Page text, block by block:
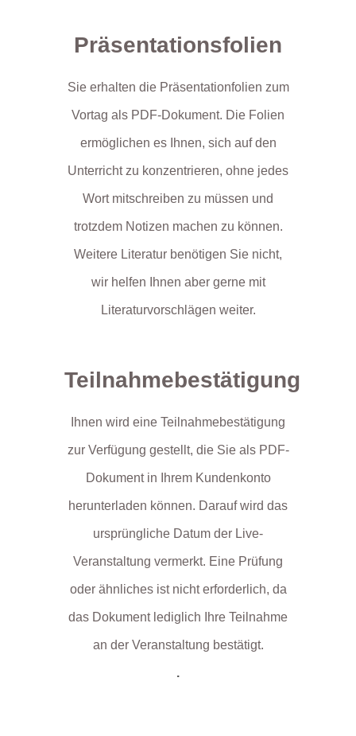
Präsentationsfolien
Sie erhalten die Präsentationfolien zum
Vortag als PDF-Dokument. Die Folien
ermöglichen es Ihnen, sich auf den
Unterricht zu konzentrieren, ohne jedes
Wort mitschreiben zu müssen und
trotzdem Notizen machen zu können.
Weitere Literatur benötigen Sie nicht,
wir helfen Ihnen aber gerne mit
Literaturvorschlägen weiter.
Teilnahmebestätigung
Ihnen wird eine Teilnahmebestätigung
zur Verfügung gestellt, die Sie als PDF-
Dokument in Ihrem Kundenkonto
herunterladen können. Darauf wird das
ursprüngliche Datum der Live-
Veranstaltung vermerkt. Eine Prüfung
oder ähnliches ist nicht erforderlich, da
das Dokument lediglich Ihre Teilnahme
an der Veranstaltung bestätigt.
.